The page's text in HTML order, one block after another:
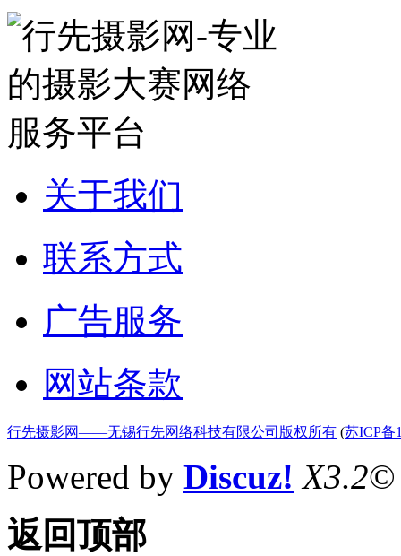
关于我们
联系方式
广告服务
网站条款
行先摄影网——无锡行先网络科技有限公司版权所有 (苏ICP备
Powered by Discuz! X3.2©
返回顶部